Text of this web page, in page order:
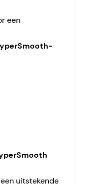
een
uitstekende